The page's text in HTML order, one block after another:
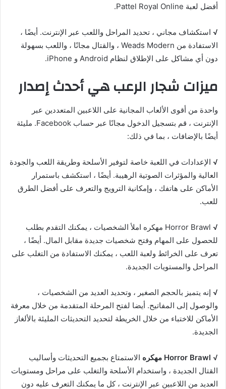
أفضل لعبة Pattel Royal Online.
√ استكشاف مجاني ، تحديد المراحل واللعب عبر الإنترنت. أيضًا ،
الاستفادة من Weads Modern ، والقتال مجانًا ، واللعب بسهولة
دون أي مشاكل على الإطلاق لنظام Android و iPhone.
ميزات شجار الرعب هي أحدث إصدار
واحدة من أقوى الألعاب المجانية على اللاعبين المتعددين عبر
الإنترنت ، قم بتسجيل الدخول مجانًا عبر حساب Facebook. مليئة
أيضًا بالإضافات ، بما في ذلك:
√ الإعدادات في اللعبة خاصة لتوفير الأسلحة وطريقة اللعب والجودة
العالية والمؤثرات الصوتية الرهيبة. أيضًا ، استكشف باستمرار
الأماكن على هاتفك ، وإمكانية الترويج والتعرف على أفضل الطرق
للعب.
√
Horror Brawl مهكره املأ الشخصيات ، يمكنك التقدم بطلب
للحصول على المهام وفتح شخصيات جديدة مقابل المال. أيضًا ،
تعرف على الخرائط ولعبة اللعب ، يمكنك الاستفادة من التغلب على
المراحل والمستويات الجديدة.
√ إنه يتميز بالحجم الصغير ، وتحديد العديد من الشخصيات ،
والوصول إلى المفاتيح. أيضا لفتح المرحلة المتقدمة من خلال معرفة
الأماكن للاختباء من خلال الخريطة لتحديد التحديثات المليئة بالألغاز
الجديدة.
√ Horror Brawl مهكره
الاستمتاع بجميع التحديثات وأساليب
القتال الجديدة ، واستخدام الأسلحة والتغلب على مراحل ومستويات
العديد من اللاعبين عبر الإنترنت ، كل ما يمكنك التعرف عليه دون